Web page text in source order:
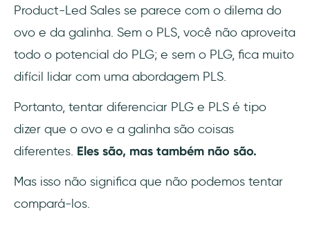
Product-Led Sales se parece com o dilema do
ovo e da galinha. Sem o PLS, você não aproveita
todo o potencial do PLG; e sem o PLG, fica muito
difícil lidar com uma abordagem PLS.
Portanto, tentar diferenciar PLG e PLS é tipo
dizer que o ovo e a galinha são coisas
diferentes. Eles são, mas também não são.
Mas isso não significa que não podemos tentar
compará-los.